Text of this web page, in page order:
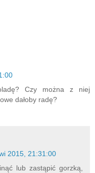
Czy można z niej
dałoby radę?
2015, 21:31:00
lub zastąpić gorzką,